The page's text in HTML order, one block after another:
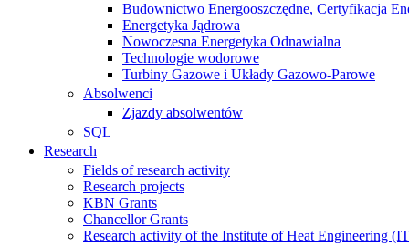
Budownictwo Energooszczędne, Certyfikacja
Energetyka Jądrowa
Nowoczesna Energetyka Odnawialna
Technologie wodorowe
Turbiny Gazowe i Układy Gazowo-Parowe
Absolwenci
Zjazdy absolwentów
SQL
Research
Fields of research activity
Research projects
KBN Grants
Chancellor Grants
Research activity of the Institute of Heat Engineering